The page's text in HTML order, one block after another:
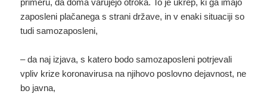
zaposleni plačanega s strani države, in v enaki situaciji so
tudi samozaposleni,
– da naj izjava, s katero bodo samozaposleni potrjevali
vpliv krize koronavirusa na njihovo poslovno dejavnost, ne
bo javna,